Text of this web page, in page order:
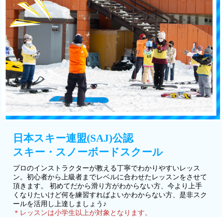
日本スキー連盟(SAJ)公認
スキー・スノーボードスクール
プロのインストラクターが教える丁寧でわかりやすいレッス
ン。初心者から上級者までレベルに合わせたレッスンをさせて
頂きます。 初めてだから滑り方がわからない方、今より上手
くなりたいけど何を練習すればよいかわからない方、是非スク
ールを活用し上達しましょう♪
＊レッスンは小学生以上が対象となります。